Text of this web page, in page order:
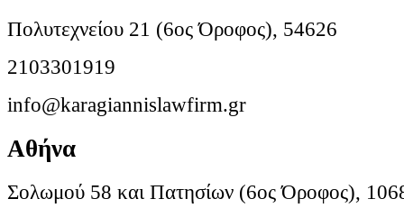
Πολυτεχνείου 21 (6ος Όροφος), 54626
2103301919
info@karagiannislawfirm.gr
Αθήνα
Σολωμού 58 και Πατησίων (6ος Όροφος),